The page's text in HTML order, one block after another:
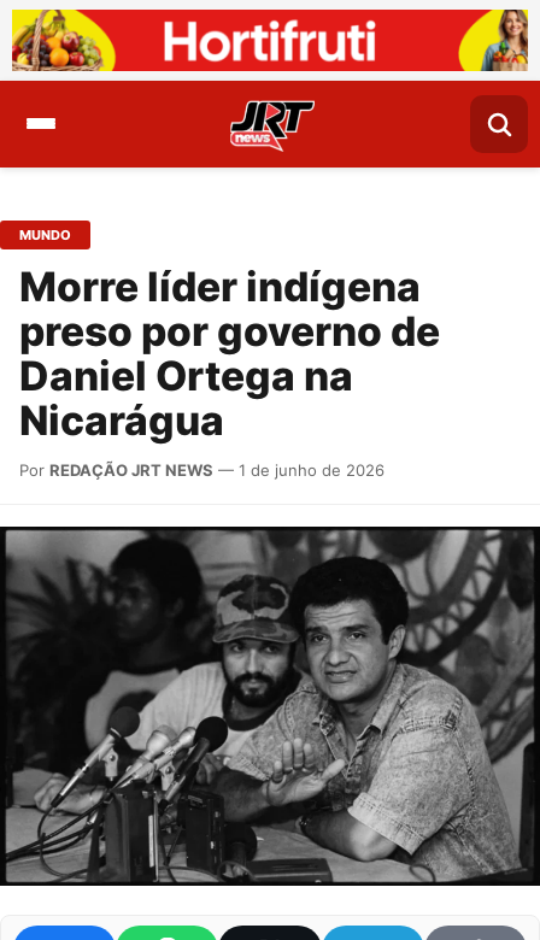
MUNDO
Morre líder indígena
preso por governo de
Daniel Ortega na
Nicarágua
Por REDAÇÃO JRT NEWS — 1 de junho de 2026